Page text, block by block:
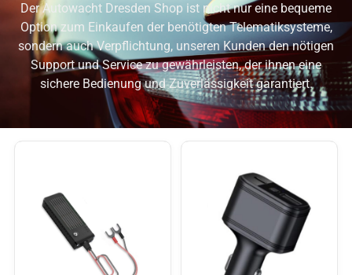
Der Autowacht Dresden Shop ist nicht nur eine bequeme
Option zum Einkaufen der benötigten Telematiksysteme,
sondern auch Verpflichtung, unseren Kunden den nötigen
Support und Service zu gewährleisten, der ihnen eine
sichere Bedienung und Zuverlässigkeit garantiert.